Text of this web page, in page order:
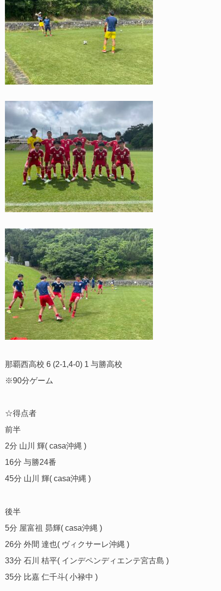
那覇西高校 6 (2-1,4-0) 1 与勝高校
※90分ゲーム
☆得点者
前半
2分 山川 輝( casa沖縄 )
16分 与勝24番
45分 山川 輝( casa沖縄 )
後半
5分 屋富祖 昴輝( casa沖縄 )
26分 外間 達也( ヴィクサーレ沖縄 )
33分 石川 桔平( インデペンディエンテ宮古島 )
35分 比嘉 仁千斗( 小禄中 )